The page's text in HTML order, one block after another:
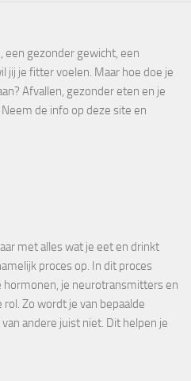
een gezonder gewicht, een
jij je fitter voelen. Maar hoe doe je
Afvallen, gezonder eten en je
de info op deze site en
met alles wat je eet en drinkt
proces op. In dit proces
hormonen, je neurotransmitters en
Zo wordt je van bepaalde
andere juist niet. Dit helpen je